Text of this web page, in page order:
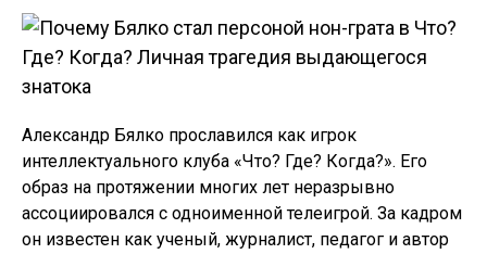
Александр Бялко прославился как игрок
интеллектуального клуба «Что? Где? Когда?». Его
образ на протяжении многих лет неразрывно
ассоциировался с одноименной телеигрой. За кадром
он известен как ученый, журналист, педагог и автор